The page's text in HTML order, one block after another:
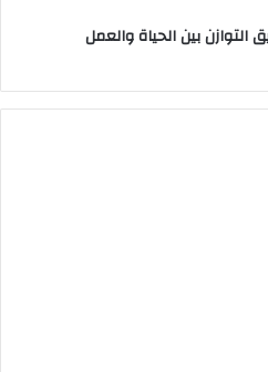
التوازن بين الحياة والعمل